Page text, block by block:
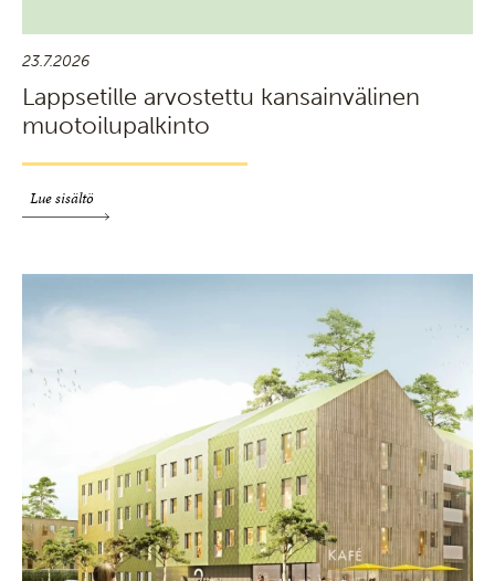
23.7.2026
Lappsetille arvostettu kansainvälinen
muotoilupalkinto
Lue sisältö